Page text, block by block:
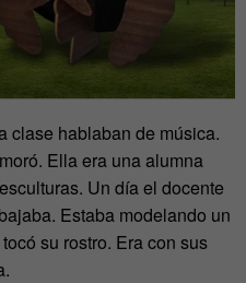
clase hablaban de música.
Ella era una alumna
Un día el docente
Estaba modelando un
su rostro. Era con sus